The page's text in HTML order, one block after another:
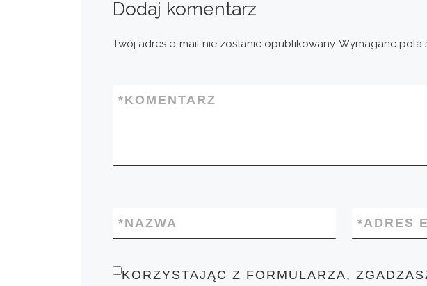
Dodaj komentarz
Twój adres e-mail nie zostanie opublikowany. Wymagane pola
KOMENTARZ
*
NAZWA
* ADRES
*
KORZYSTAJĄC Z FORMULARZA,